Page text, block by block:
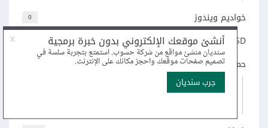
0 خواديم ويندوز
FreeBSD
حماية
الجدران النارية
VPN